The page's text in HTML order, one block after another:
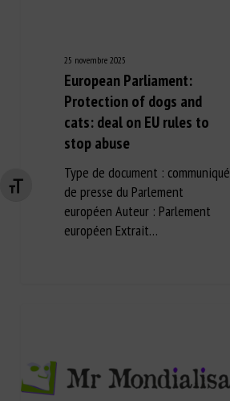
Changer la taille de la police
25 novembre 2025
European Parliament:
Protection of dogs and
cats: deal on EU rules to
stop abuse
Type de document : communiqué
de presse du Parlement
européen Auteur : Parlement
européen Extrait…